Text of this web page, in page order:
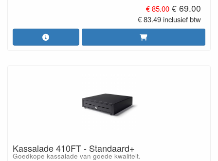
€ 85.00 € 69.00
€ 83.49 inclusief btw
Kassalade 410FT - Standaard+
Goedkope kassalade van goede kwaliteit.